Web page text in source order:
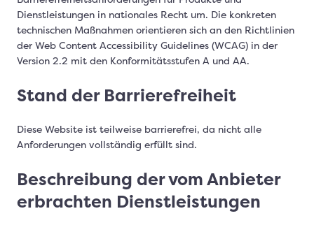
Dienstleistungen in nationales Recht um. Die konkreten
technischen Maßnahmen orientieren sich an den Richtlinien
der Web Content Accessibility Guidelines (WCAG) in der
Version 2.2 mit den Konformitätsstufen A und AA.
Stand der Barrierefreiheit
Diese Website ist teilweise barrierefrei, da nicht alle
Anforderungen vollständig erfüllt sind.
Beschreibung der vom Anbieter
erbrachten Dienstleistungen